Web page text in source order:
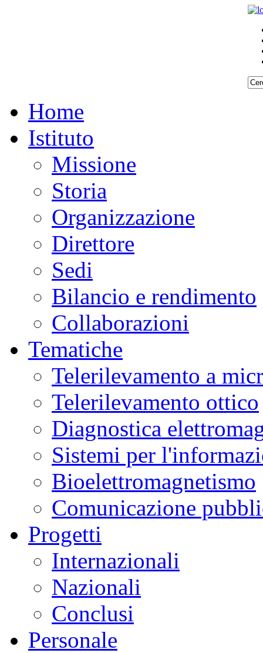
Home
Istituto
Missione
Storia
Organizzazione
Direttore
Sedi
Bilancio e rendimento
Collaborazioni
Tematiche
Telerilevamento a
Telerilevamento ottico
Diagnostica
Sistemi per
Bioelettromagnetismo
Comunicazione
Progetti
Internazionali
Nazionali
Conclusi
Personale